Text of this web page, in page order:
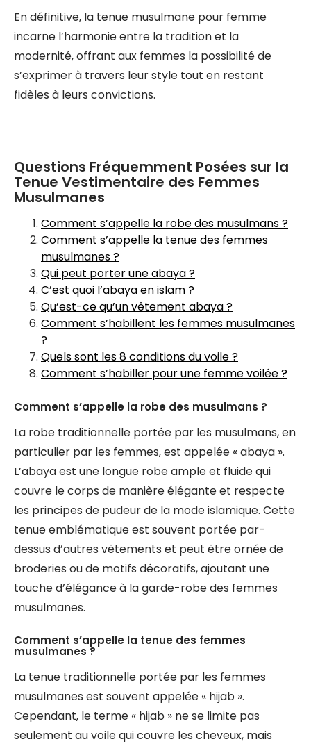
En définitive, la tenue musulmane pour femme
incarne l’harmonie entre la tradition et la
modernité, offrant aux femmes la possibilité de
s’exprimer à travers leur style tout en restant
fidèles à leurs convictions.
Questions Fréquemment Posées sur la
Tenue Vestimentaire des Femmes
Musulmanes
Comment s’appelle la robe des musulmans ?
Comment s’appelle la tenue des femmes
musulmanes ?
Qui peut porter une abaya ?
C’est quoi l’abaya en islam ?
Qu’est-ce qu’un vêtement abaya ?
Comment s’habillent les femmes musulmanes
?
Quels sont les 8 conditions du voile ?
Comment s’habiller pour une femme voilée ?
Comment s’appelle la robe des musulmans ?
La robe traditionnelle portée par les musulmans, en
particulier par les femmes, est appelée « abaya ».
L’abaya est une longue robe ample et fluide qui
couvre le corps de manière élégante et respecte
les principes de pudeur de la mode islamique. Cette
tenue emblématique est souvent portée par-
dessus d’autres vêtements et peut être ornée de
broderies ou de motifs décoratifs, ajoutant une
touche d’élégance à la garde-robe des femmes
musulmanes.
Comment s’appelle la tenue des femmes
musulmanes ?
La tenue traditionnelle portée par les femmes
musulmanes est souvent appelée « hijab ».
Cependant, le terme « hijab » ne se limite pas
seulement au voile qui couvre les cheveux, mais